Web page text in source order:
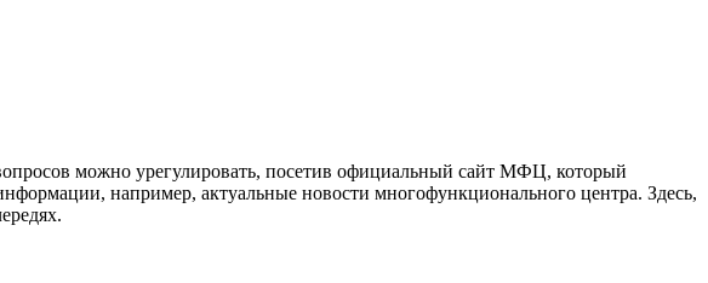
можно урегулировать, посетив официальный сайт МФЦ, который
например, актуальные новости многофункционального центра. Здесь,